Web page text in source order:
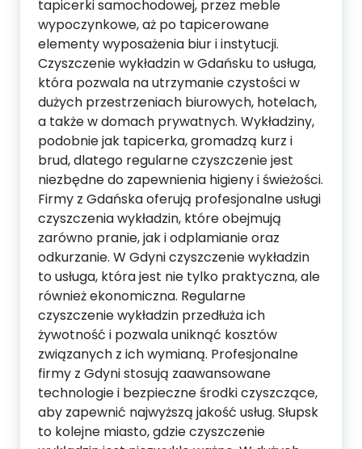
tapicerki samochodowej, przez meble
wypoczynkowe, aż po tapicerowane
elementy wyposażenia biur i instytucji.
Czyszczenie wykładzin w Gdańsku to usługa,
która pozwala na utrzymanie czystości w
dużych przestrzeniach biurowych, hotelach,
a także w domach prywatnych. Wykładziny,
podobnie jak tapicerka, gromadzą kurz i
brud, dlatego regularne czyszczenie jest
niezbędne do zapewnienia higieny i świeżości.
Firmy z Gdańska oferują profesjonalne usługi
czyszczenia wykładzin, które obejmują
zarówno pranie, jak i odplamianie oraz
odkurzanie. W Gdyni czyszczenie wykładzin
to usługa, która jest nie tylko praktyczna, ale
również ekonomiczna. Regularne
czyszczenie wykładzin przedłuża ich
żywotność i pozwala uniknąć kosztów
związanych z ich wymianą. Profesjonalne
firmy z Gdyni stosują zaawansowane
technologie i bezpieczne środki czyszczące,
aby zapewnić najwyższą jakość usług. Słupsk
to kolejne miasto, gdzie czyszczenie